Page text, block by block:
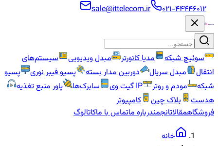
۰۲۱-۴۴۴۴۶۰۱۲
sale@ittelecom.ir
سوئیچ شبکه مدیا کانورتر مبدل ویدیویی
سیستم‌های
انتقال
مبدل سریال دوربین مدار بسته پسیو فیبر نوری
پسیو
شبکه
مودم و روتر IP گیت وی سابرک‌ها
پاور منبع تغذیه
هدست
بلاک چین
کامپیوتر
فروشگاهمقالاتانجمندرباره ماتماس با ماکاتالوگ
خانه